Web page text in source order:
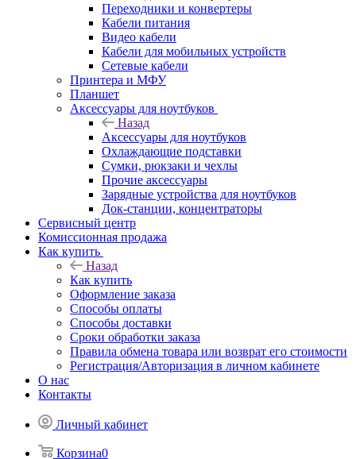
Переходники и конвертеры
Кабели питания
Видео кабели
Кабели для мобильных устройств
Сетевые кабели
Принтера и МФУ
Планшет
Аксессуары для ноутбуков
Назад
Аксессуары для ноутбуков
Охлаждающие подставки
Сумки, рюкзаки и чехлы
Прочие аксессуары
Зарядные устройства для ноутбуков
Док-станции, концентраторы
Сервисный центр
Комиссионная продажа
Как купить
Назад
Как купить
Оформление заказа
Способы оплаты
Способы доставки
Сроки обработки заказа
Правила обмена товара или возврат его стоимости
Регистрация/Авторизация в личном кабинете
О нас
Контакты
Личный кабинет
Корзина0